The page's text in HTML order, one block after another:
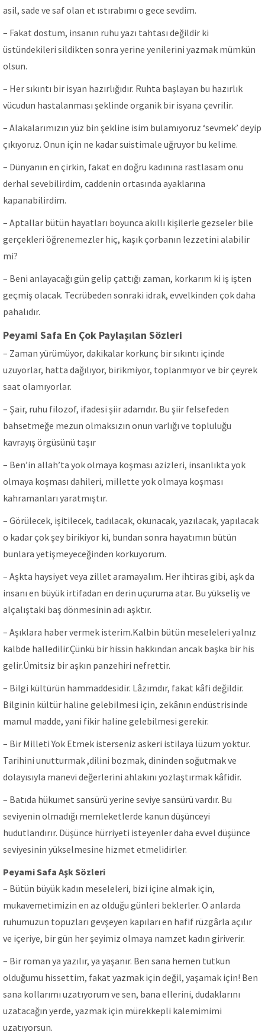
asil, sade ve saf olan et ıstırabımı o gece sevdim.
– Fakat dostum, insanın ruhu yazı tahtası değildir ki
üstündekileri sildikten sonra yerine yenilerini yazmak mümkün
olsun.
– Her sıkıntı bir isyan hazırlığıdır. Ruhta başlayan bu hazırlık
vücudun hastalanması şeklinde organik bir isyana çevrilir.
– Alakalarımızın yüz bin şekline isim bulamıyoruz ‘sevmek’ deyip
çıkıyoruz. Onun için ne kadar suistimale uğruyor bu kelime.
– Dünyanın en çirkin, fakat en doğru kadınına rastlasam onu
derhal sevebilirdim, caddenin ortasında ayaklarına
kapanabilirdim.
– Aptallar bütün hayatları boyunca akıllı kişilerle gezseler bile
gerçekleri öğrenemezler hiç, kaşık çorbanın lezzetini alabilir
mi?
– Beni anlayacağı gün gelip çattığı zaman, korkarım ki iş işten
geçmiş olacak. Tecrübeden sonraki idrak, evvelkinden çok daha
pahalıdır.
Peyami Safa En Çok Paylaşılan Sözleri
– Zaman yürümüyor, dakikalar korkunç bir sıkıntı içinde
uzuyorlar, hatta dağılıyor, birikmiyor, toplanmıyor ve bir çeyrek
saat olamıyorlar.
– Şair, ruhu filozof, ifadesi şiir adamdır. Bu şiir felsefeden
bahsetmeğe mezun olmaksızın onun varlığı ve topluluğu
kavrayış örgüsünü taşır
– Ben’in allah’ta yok olmaya koşması azizleri, insanlıkta yok
olmaya koşması dahileri, millette yok olmaya koşması
kahramanları yaratmıştır.
– Görülecek, işitilecek, tadılacak, okunacak, yazılacak, yapılacak
o kadar çok şey birikiyor ki, bundan sonra hayatımın bütün
bunlara yetişmeyeceğinden korkuyorum.
– Aşkta haysiyet veya zillet aramayalım. Her ihtiras gibi, aşk da
insanı en büyük irtifadan en derin uçuruma atar. Bu yükseliş ve
alçalıştaki baş dönmesinin adı aşktır.
– Aşıklara haber vermek isterim.Kalbin bütün meseleleri yalnız
kalbde halledilir.Çünkü bir hissin hakkından ancak başka bir his
gelir.Ümitsiz bir aşkın panzehiri nefrettir.
– Bilgi kültürün hammaddesidir. Lâzımdır, fakat kâfi değildir.
Bilginin kültür haline gelebilmesi için, zekânın endüstrisinde
mamul madde, yani fikir haline gelebilmesi gerekir.
– Bir Milleti Yok Etmek isterseniz askeri istilaya lüzum yoktur.
Tarihini unutturmak ,dilini bozmak, dininden soğutmak ve
dolayısıyla manevi değerlerini ahlakını yozlaştırmak kâfidir.
– Batıda hükumet sansürü yerine seviye sansürü vardır. Bu
seviyenin olmadığı memleketlerde kanun düşünceyi
hudutlandırır. Düşünce hürriyeti isteyenler daha evvel düşünce
seviyesinin yükselmesine hizmet etmelidirler.
Peyami Safa Aşk Sözleri
– Bütün büyük kadın meseleleri, bizi içine almak için,
mukavemetimizin en az olduğu günleri beklerler. O anlarda
ruhumuzun topuzları gevşeyen kapıları en hafif rüzgârla açılır
ve içeriye, bir gün her şeyimiz olmaya namzet kadın giriverir.
– Bir roman ya yazılır, ya yaşanır. Ben sana hemen tutkun
olduğumu hissettim, fakat yazmak için değil, yaşamak için! Ben
sana kollarımı uzatıyorum ve sen, bana ellerini, dudaklarını
uzatacağın yerde, yazmak için mürekkepli kalemimimi
uzatıyorsun.